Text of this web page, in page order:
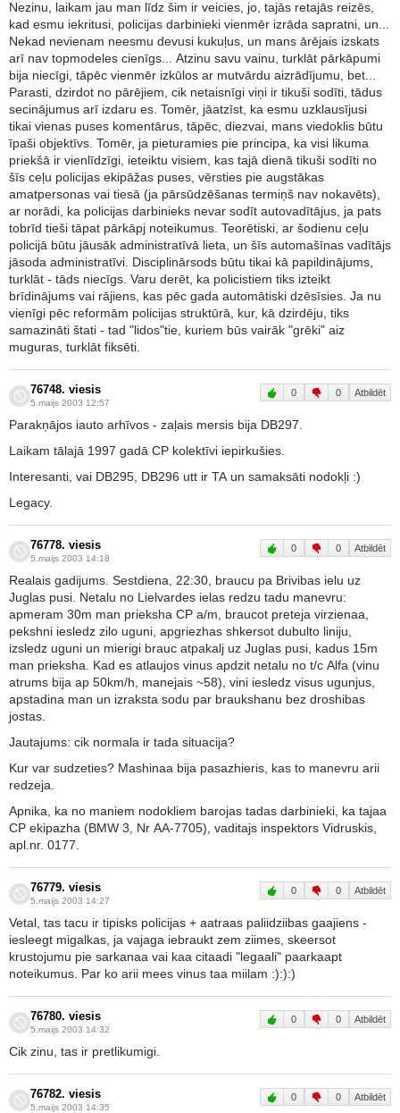
Nezinu, laikam jau man līdz šim ir veicies, jo, tajās retajās reizēs,
kad esmu iekritusi, policijas darbinieki vienmēr izrāda sapratni, un...
Nekad nevienam neesmu devusi kukuļus, un mans ārējais izskats
arī nav topmodeles cienīgs... Atzinu savu vainu, turklāt pārkāpumi
bija niecīgi, tāpēc vienmēr izkūlos ar mutvārdu aizrādījumu, bet...
Parasti, dzirdot no pārējiem, cik netaisnīgi viņi ir tikuši sodīti, tādus
secinājumus arī izdaru es. Tomēr, jāatzīst, ka esmu uzklausījusi
tikai vienas puses komentārus, tāpēc, diezvai, mans viedoklis būtu
īpaši objektīvs. Tomēr, ja pieturamies pie principa, ka visi likuma
priekšā ir vienlīdzīgi, ieteiktu visiem, kas tajā dienā tikuši sodīti no
šīs ceļu policijas ekipāžas puses, vērsties pie augstākas
amatpersonas vai tiesā (ja pārsūdzēšanas termiņš nav nokavēts),
ar norādi, ka policijas darbinieks nevar sodīt autovadītājus, ja pats
tobrīd tieši tāpat pārkāpj noteikumus. Teorētiski, ar šodienu ceļu
policijā būtu jāusāk administratīvā lieta, un šīs automašīnas vadītājs
jāsoda administratīvi. Disciplinārsods būtu tikai kā papildinājums,
turklāt - tāds niecīgs. Varu derēt, ka policistiem tiks izteikt
brīdinājums vai rājiens, kas pēc gada automātiski dzēsīsies. Ja nu
vienīgi pēc reformām policijas struktūrā, kur, kā dzirdēju, tiks
samazināti štati - tad "lidos"tie, kuriem būs vairāk "grēki" aiz
muguras, turklāt fiksēti.
76748. viesis
5.maijs 2003 12:57
0 0 Atbildēt
Parakņājos iauto arhīvos - zaļais mersis bija DB297.
Laikam tālajā 1997 gadā CP kolektīvi iepirkušies.
Interesanti, vai DB295, DB296 utt ir TA un samaksāti nodokļi :)
Legacy.
76778. viesis
5.maijs 2003 14:18
0 0 Atbildēt
Realais gadijums. Sestdiena, 22:30, braucu pa Brivibas ielu uz
Juglas pusi. Netalu no Lielvardes ielas redzu tadu manevru:
apmeram 30m man prieksha CP a/m, braucot preteja virzienaa,
pekshni iesledz zilo uguni, apgriezhas shkersot dubulto liniju,
izsledz uguni un mierigi brauc atpakalj uz Juglas pusi, kadus 15m
man prieksha. Kad es atlaujos vinus apdzit netalu no t/c Alfa (vinu
atrums bija ap 50km/h, manejais ~58), vini iesledz visus ugunjus,
apstadina man un izraksta sodu par braukshanu bez droshibas
jostas.
Jautajums: cik normala ir tada situacija?
Kur var sudzeties? Mashinaa bija pasazhieris, kas to manevru arii
redzeja.
Apnika, ka no maniem nodokliem barojas tadas darbinieki, ka tajaa
CP ekipazha (BMW 3, Nr AA-7705), vaditajs inspektors Vidruskis,
apl.nr. 0177.
76779. viesis
5.maijs 2003 14:27
0 0 Atbildēt
Vetal, tas tacu ir tipisks policijas + aatraas paliidziibas gaajiens -
iesleegt migalkas, ja vajaga iebraukt zem ziimes, skeersot
krustojumu pie sarkanaa vai kaa citaadi "legaali" paarkaapt
noteikumus. Par ko arii mees vinus taa miilam :):):)
76780. viesis
5.maijs 2003 14:32
0 0 Atbildēt
Cik zinu, tas ir pretlikumigi.
76782. viesis
5.maijs 2003 14:35
0 0 Atbildēt